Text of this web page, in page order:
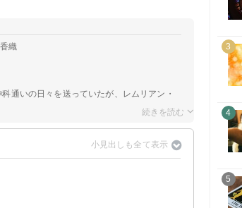
織
通いの日々を送っていたが、レムリアン・
3
4
5